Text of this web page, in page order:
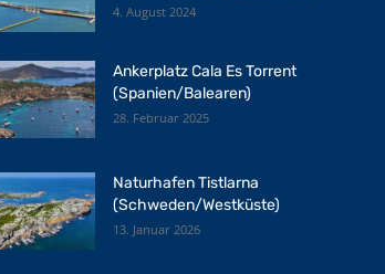
4. August 2024
Ankerplatz Cala Es Torrent
(Spanien/Balearen)
28. Februar 2025
Naturhafen Tistlarna
(Schweden/Westküste)
13. Januar 2026